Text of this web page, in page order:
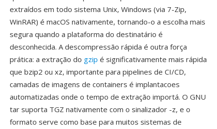
extraídos em todo sistema Unix, Windows (via 7-Zip,
WinRAR) é macOS nativamente, tornando-o a escolha mais
segura quando a plataforma do destinatário é
desconhecida. A descompressão rápida é outra força
prática: a extração do gzip é significativamente mais rápida
que bzip2 ou xz, importante para pipelines de CI/CD,
camadas de imagens de containers é implantacoes
automatizadas onde o tempo de extração importá. O GNU
tar suporta TGZ nativamente com o sinalizador -z, e o
formato serve como base para muitos sistemas de